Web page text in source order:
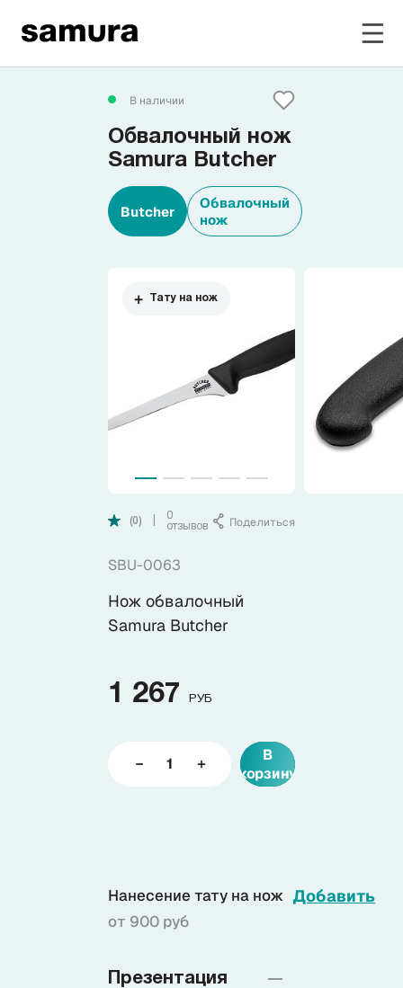
Избранное
Войти в личный кабинет
Коллекции
Ножи по назначению
Популярные подборки
Аксессуары
+7 (985) 682 65 26
В наличии
Обвалочный нож
Samura Butcher
Butcher
Обвалочный
нож
Тату на нож
(0)
0
отзывов
Поделиться
SBU-0063
Нож обвалочный
Samura Butcher
1 267 РУБ
В
корзину
Нанесение тату на нож
от 900 руб
Добавить
Презентация